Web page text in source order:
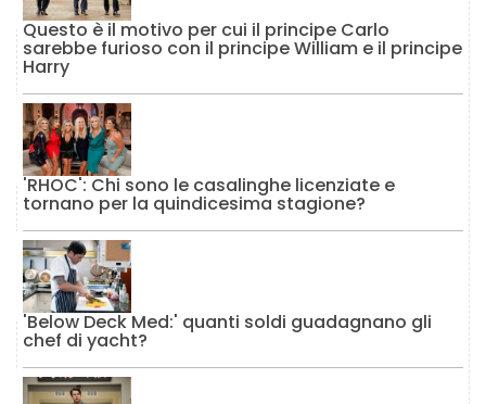
Questo è il motivo per cui il principe Carlo
sarebbe furioso con il principe William e il principe
Harry
'RHOC': Chi sono le casalinghe licenziate e
tornano per la quindicesima stagione?
'Below Deck Med:' quanti soldi guadagnano gli
chef di yacht?